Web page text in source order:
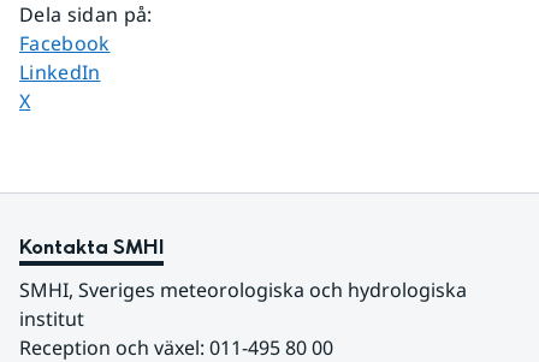
Dela sidan på:
Dela sidan på
Facebook
Dela sidan på
LinkedIn
Dela sidan på
X
Kontakta SMHI
SMHI, Sveriges meteorologiska och hydrologiska
institut
Reception och växel: 011-495 80 00